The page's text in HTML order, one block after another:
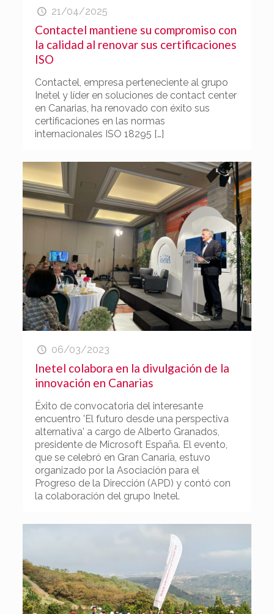
21/04/2025
Contactel mantiene su compromiso con
la calidad al renovar sus certificaciones
ISO
Contactel, empresa perteneciente al grupo
Inetel y líder en soluciones de contact center
en Canarias, ha renovado con éxito sus
certificaciones en las normas
internacionales ISO 18295 […]
06/03/2023
Inetel colabora en la divulgación de la
innovación en Canarias
Éxito de convocatoria del interesante
encuentro 'El futuro desde una perspectiva
alternativa' a cargo de Alberto Granados,
presidente de Microsoft España. El evento,
que se celebró en Gran Canaria, estuvo
organizado por la Asociación para el
Progreso de la Dirección (APD) y contó con
la colaboración del grupo Inetel.